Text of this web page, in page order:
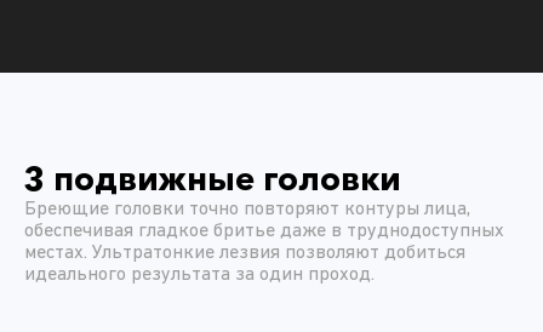
3 подвижные головки
Бреющие головки точно повторяют контуры лица,
обеспечивая гладкое бритье даже в труднодоступных
местах. Ультратонкие лезвия позволяют добиться
идеального результата за один проход.